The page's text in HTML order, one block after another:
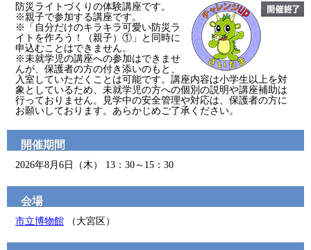
防災ライトづくりの体験講座です。
※親子で参加する講座です。
※「自分だけのキラキラ可愛い防災ラ
イトを作ろう！（親子）①」と同時に
申込むことはできません。
※未就学児の講座への参加はできませ
んが、保護者の方の付き添いのもと、
入室していただくことは可能です。講座内容は小学生以上を対
象としているため、未就学児の方への個別の説明や講座補助は
行っておりません。見学中の安全管理や対応は、保護者の方に
お願いしております。あらかじめご了承ください。
開催期間
2026年8月6日（木） 13：30～15：30
会場
市立博物館 （大宮区）